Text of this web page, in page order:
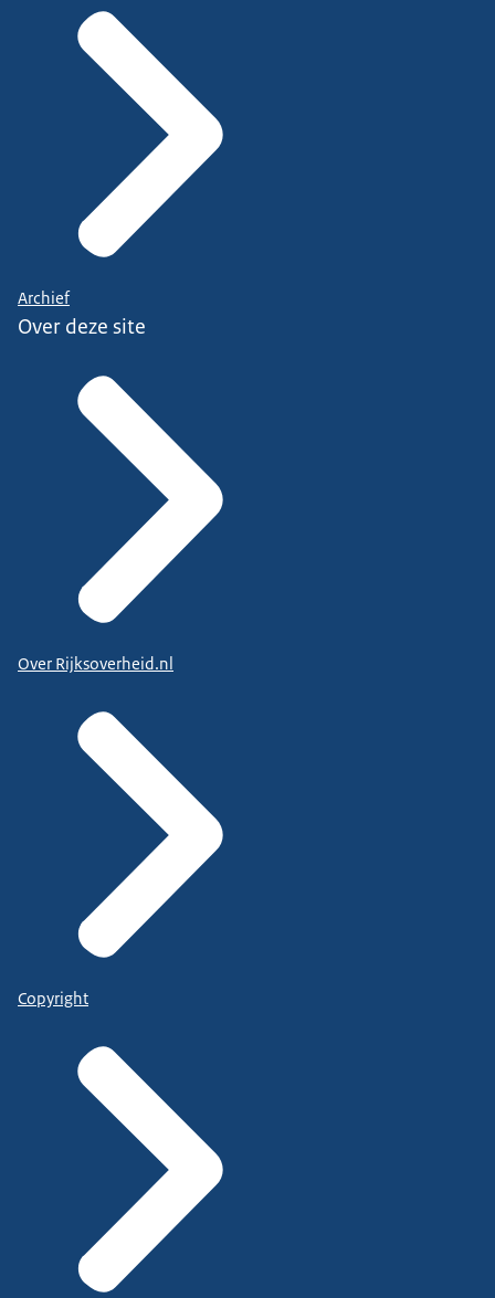
Archief
Over deze site
Over Rijksoverheid.nl
Copyright